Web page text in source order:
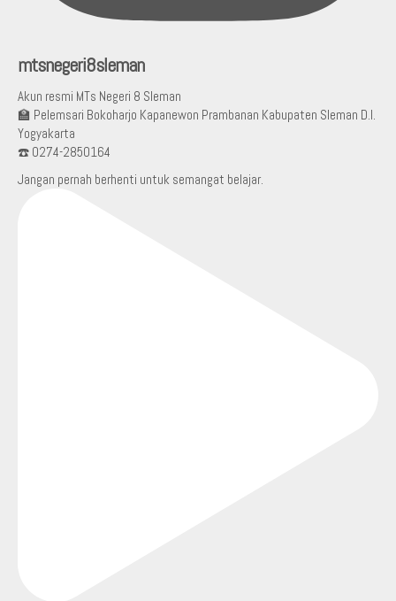
mtsnegeri8sleman
Akun resmi MTs Negeri 8 Sleman
🏫 Pelemsari Bokoharjo Kapanewon Prambanan Kabupaten Sleman D.I.
Yogyakarta
☎️ 0274-2850164
Jangan pernah berhenti untuk semangat belajar.